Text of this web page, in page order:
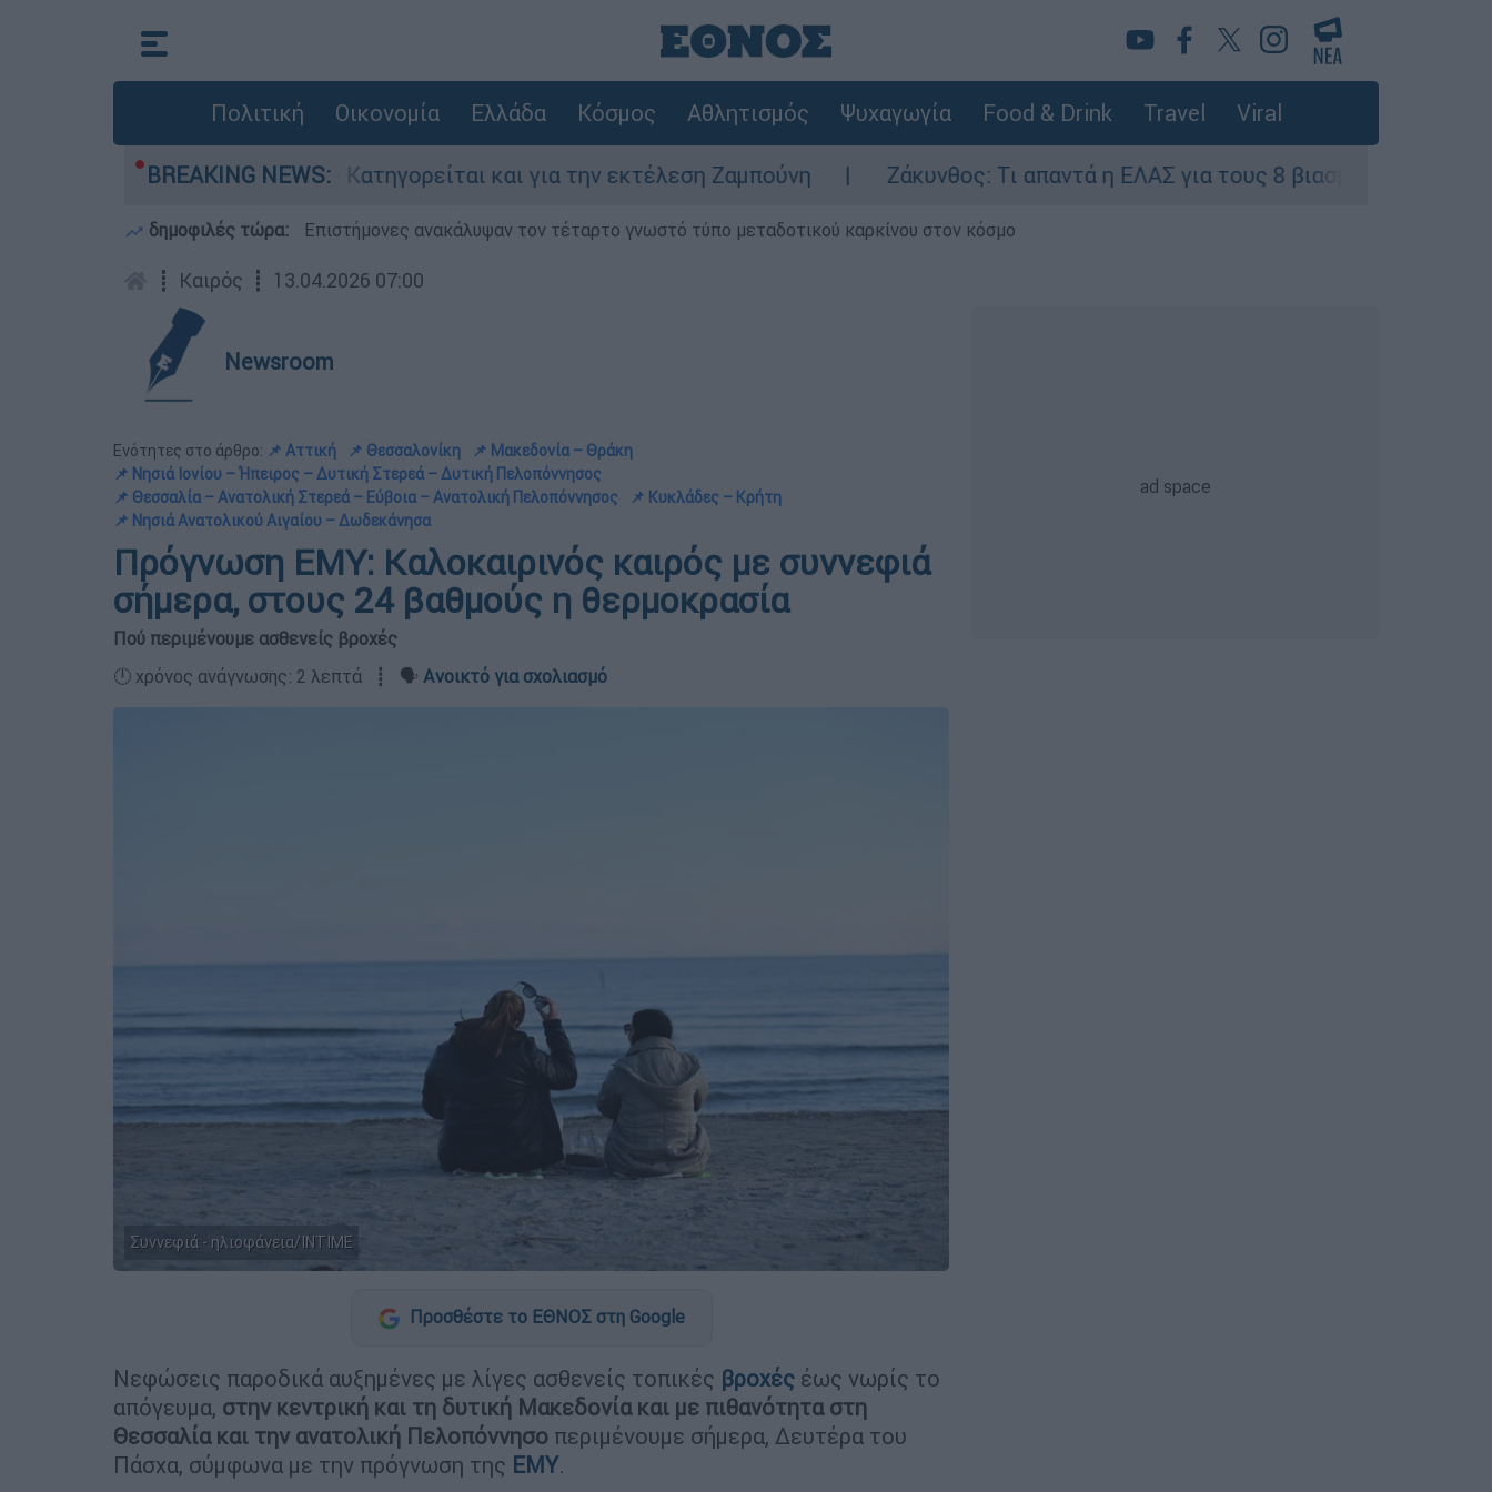
Πολιτική Οικονομία Ελλάδα Κόσμος Αθλητισμός Ψυχαγωγία Food & Drink Travel Viral
BREAKING NEWS:
στην Ελλάδα - Κατηγορείται και για την εκτέλεση Ζαμπούνη Ζάκυνθος: Τι απαντά η ΕΛΑΣ για τους 8 βιασμούς τουριστριών -
δημοφιλές τώρα: Επιστήμονες ανακάλυψαν τον τέταρτο γνωστό τύπο μεταδοτικού καρκίνου στον κόσμο
┋ Καιρός ┋ 13.04.2026 07:00
Newsroom
Ενότητες στο άρθρο: 📌 Αττική 📌 Θεσσαλονίκη
📌 Μακεδονία – Θράκη
📌 Νησιά Ιονίου – Ήπειρος – Δυτική Στερεά – Δυτική Πελοπόννησος
📌 Θεσσαλία – Ανατολική Στερεά – Εύβοια – Ανατολική Πελοπόννησος
📌 Κυκλάδες – Κρήτη
📌 Νησιά Ανατολικού Αιγαίου – Δωδεκάνησα
Πρόγνωση ΕΜΥ: Καλοκαιρινός καιρός με συννεφιά
σήμερα, στους 24 βαθμούς η θερμοκρασία
Πού περιμένουμε ασθενείς βροχές
🕛 χρόνος ανάγνωσης: 2 λεπτά ┋ 🗣️ Ανοικτό για σχολιασμό
Συννεφιά - ηλιοφάνεια/INTIME
Προσθέστε το ΕΘΝΟΣ στη Google
Νεφώσεις παροδικά αυξημένες με λίγες ασθενείς τοπικές βροχές έως νωρίς το
απόγευμα, στην κεντρική και τη δυτική Μακεδονία και με πιθανότητα στη
Θεσσαλία και την ανατολική Πελοπόννησο περιμένουμε σήμερα, Δευτέρα του
Πάσχα, σύμφωνα με την πρόγνωση της ΕΜΥ.